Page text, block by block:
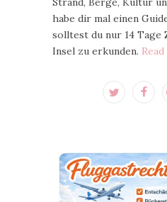
habe dir mal einen
solltest du nur 14 Tage
Insel zu erkunden.